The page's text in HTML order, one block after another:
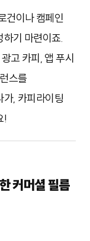
건이나 캠페인
하기 마련이죠.
고 카피, 앱 푸시
스를
가, 카피라이팅
!
커머셜 필름